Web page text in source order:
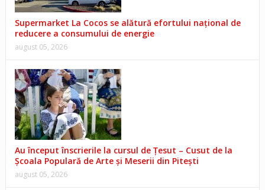
Supermarket La Cocos se alătură efortului național de
reducere a consumului de energie
august 05, 2026
Au început înscrierile la cursul de Țesut – Cusut de la
Școala Populară de Arte și Meserii din Pitești
august 05, 2026